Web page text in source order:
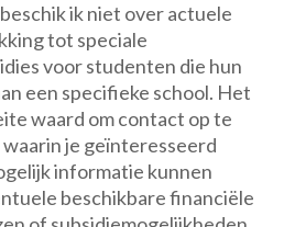
ik niet over actuele
tot speciale
voor studenten die hun
een specifieke school. Het
waard om contact op te
je geïnteresseerd
informatie kunnen
beschikbare financiële